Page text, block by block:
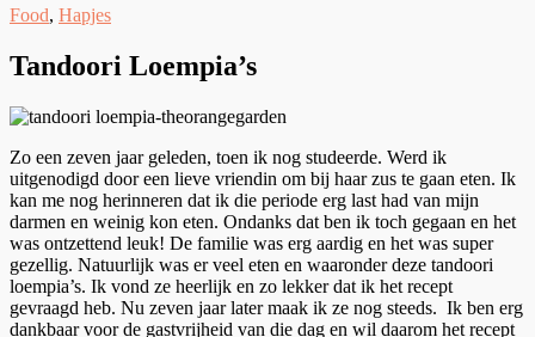
Food, Hapjes
Tandoori Loempia’s
Zo een zeven jaar geleden, toen ik nog studeerde. Werd ik
uitgenodigd door een lieve vriendin om bij haar zus te gaan eten. Ik
kan me nog herinneren dat ik die periode erg last had van mijn
darmen en weinig kon eten. Ondanks dat ben ik toch gegaan en het
was ontzettend leuk! De familie was erg aardig en het was super
gezellig. Natuurlijk was er veel eten en waaronder deze tandoori
loempia’s. Ik vond ze heerlijk en zo lekker dat ik het recept
gevraagd heb. Nu zeven jaar later maak ik ze nog steeds. Ik ben erg
dankbaar voor de gastvrijheid van die dag en wil daarom het recept